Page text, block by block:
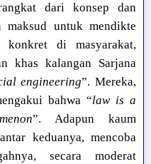
dari konsep dan
maksud untuk mendikte
di masyarakat,
khas kalangan Sarjana
engineering”. Mereka,
bahwa “law is a
”. Adapun kaum
keduanya, mencoba
secara moderat